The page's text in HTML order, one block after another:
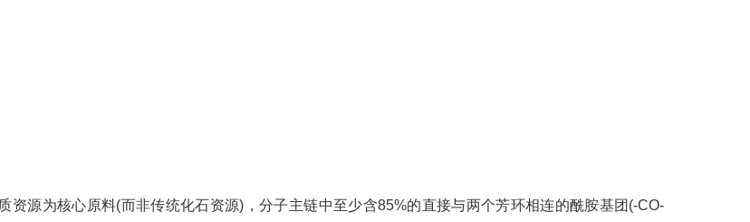
资源为核心原料(而非传统化石资源)，分子主链中至少含85%的直接与两个芳环相连的酰胺基团(-CO-